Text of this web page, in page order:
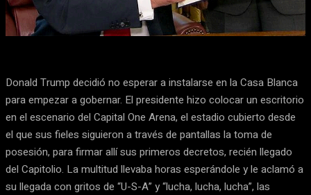
Facebook X Pinterest WhatsApp
Donald Trump decidió no esperar a instalarse en la Casa Blanca
para empezar a gobernar. El presidente hizo colocar un escritorio
en el escenario del Capital One Arena, el estadio cubierto desde
el que sus fieles siguieron a través de pantallas la toma de
posesión, para firmar allí sus primeros decretos, recién llegado
del Capitolio. La multitud llevaba horas esperándole y le aclamó a
su llegada con gritos de “U-S-A” y “lucha, lucha, lucha”, las